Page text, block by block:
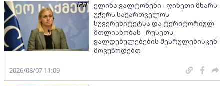
ელინა ვალტონენი - ფინეთი მხარს
უჭერს საქართველოს
სუვერენიტეტსა და ტერიტორიულ
მთლიანობას - რუსეთს
ვალდებულებების შესრულებისკენ
მოვუწოდებთ
2026/08/07 11:09